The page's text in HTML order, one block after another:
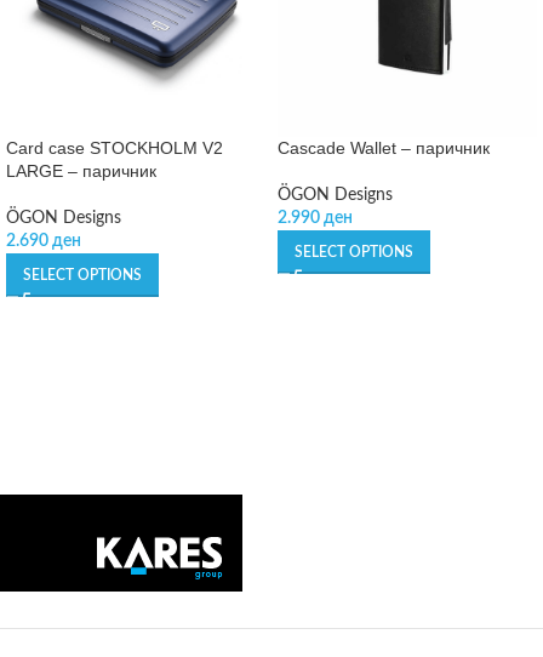
Card case STOCKHOLM V2
LARGE – паричник
ÖGON Designs
2.690 ден
SELECT OPTIONS
Cascade Wallet – паричник
ÖGON Designs
2.990 ден
SELECT OPTIONS